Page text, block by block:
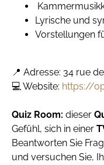
Lyrische und
Vorstellungen
📍 Adresse: 34 rue
💻 Website: https://
Quiz Room: dieser
Gefühl, sich in einer
Beantworten Sie
und versuchen Sie,